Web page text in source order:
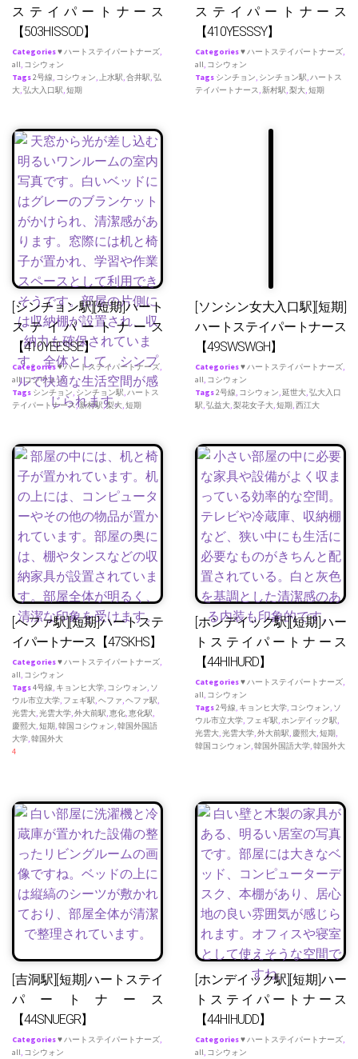
ステイパートナース
【503HISSOD】
Categories♥ ハートステイパートナーズ,
all, コシウォン
Tags2号線, コシウォン, 上水駅,合井駅,弘
大,弘大入口駅,短期
ステイパートナース
【410YESSSY】
Categories♥ ハートステイパートナーズ,
all, コシウォン
Tags シンチョン, シンチョン駅,ハートス
テイパートナース,新村駅,梨大,短期
[シンチョン駅][短期]ハート
ステイパートナース
【410YEESSE】
Categories♥ ハートステイパートナーズ,
all,コシウォン
Tags シンチョン, シンチョン駅,ハートス
テイパートナース,新村駅,梨大,短期
[ソンシン女大入口駅][短期]
ハートステイパートナース
【49SWSWGH】
Categories♥ ハートステイパートナーズ,
all, コシウォン
Tags2号線, コシウォン,延世大,弘大入口
駅,弘益大,梨花女子大,短期,西江大
[へファ駅][短期]ハートステ
イパートナース【47SKHS】
Categories♥ ハートステイパートナーズ,
all, コシウォン
Tags4号線, キョンヒ大学, コシウォン, ソ
ウル市立大学, フェギ駅,ヘファ,ヘファ駅,
光雲大,光雲大学,外大前駅,恵化,恵化駅,
慶熙大,短期,韓国コシウォン,韓国外国語
大学,韓国外大
4
[ホンデイック駅][短期]ハー
トステイパートナース
【44HIHURD】
Categories♥ ハートステイパートナーズ,
all, コシウォン
Tags2号線, キョンヒ大学, コシウォン, ソ
ウル市立大学, フェギ駅,ホンデイック駅,
光雲大,光雲大学,外大前駅, 慶熙大,短期,
韓国コシウォン,韓国外国語大学,韓国外大
[吉洞駅][短期]ハートステイ
パートナース
【44SNUEGR】
Categories♥ ハートステイパートナーズ,
all, コシウォン
[ホンデイック駅][短期]ハー
トステイパートナース
【44HIHUDD】
Categories♥ ハートステイパートナーズ,
all, コシウォン